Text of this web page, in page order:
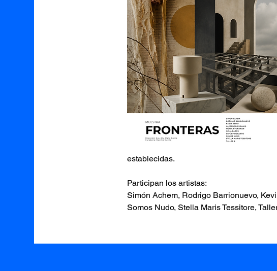
establecidas.
Participan los artistas:
Simón Achem, Rodrigo Barrionuevo,
Somos Nudo, Stella Maris Tessitore,